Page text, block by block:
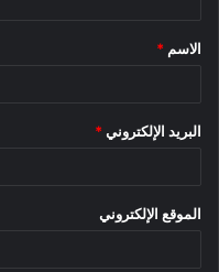
صناعة السيارات في المقدمة
الكبيرة في الماضي
*
الاسم *
البريد الإلكتروني *
الموقع الإلكتروني